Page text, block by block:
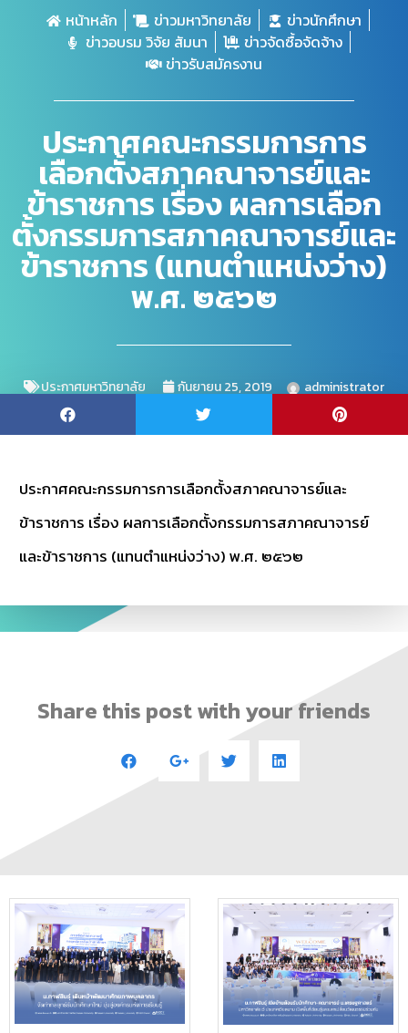
หน้าหลัก ข่าวมหาวิทยาลัย
ข่าวนักศึกษา
ข่าวอบรม วิจัย สัมนา
ข่าวจัดซื้อจัดจ้าง
ข่าวรับสมัครงาน
ประกาศคณะกรรมการการ
เลือกตั้งสภาคณาจารย์และ
ข้าราชการ เรื่อง ผลการเลือก
ตั้งกรรมการสภาคณาจารย์และ
ข้าราชการ (แทนตำแหน่งว่าง)
พ.ศ. ๒๕๖๒
ประกาศมหาวิทยาลัย กันยายน 25, 2019 administrator
ประกาศคณะกรรมการการเลือกตั้งสภาคณาจารย์และ
ข้าราชการ เรื่อง ผลการเลือกตั้งกรรมการสภาคณาจารย์
และข้าราชการ (แทนตำแหน่งว่าง) พ.ศ. ๒๕๖๒
Share this post with your friends